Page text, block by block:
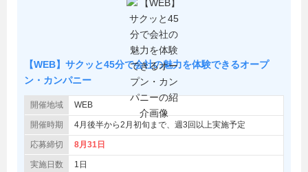
【WEB】サクッと45分で会社の魅力を体験できるオープ
ン・カンパニー
開催地域 WEB
開催時期 4月後半から2月初旬まで、週3回以上実施予定
応募締切 8月31日
実施日数 1日